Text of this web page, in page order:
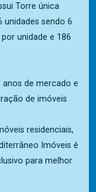
Torre única
unidades sendo 6
unidade e 186
de mercado e
de imóveis
residenciais,
Imóveis é
para melhor